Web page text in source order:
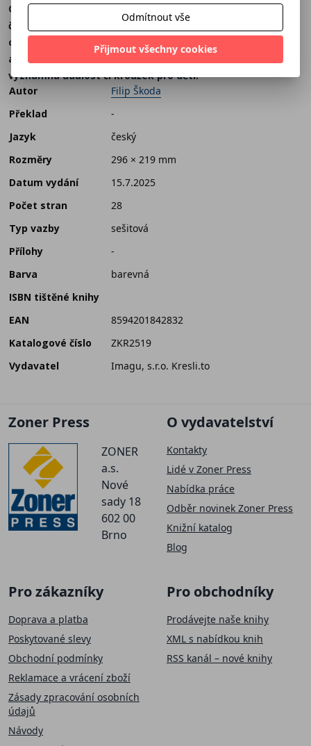
Obsahuje všechno, co správný rodinný kalendář má mít:
české kalendárium, svátky, významné dny, výzvy pro
celou rodinu. To vše zpracováno ilustracemi oblíbeného
autora. S naším kalendářem vám neuteče žádná
významná událost či kroužek pro děti.
Autor
Filip Škoda
Překlad
-
Jazyk
český
Rozměry
296 × 219 mm
Datum vydání
15.7.2025
Počet stran
28
Typ vazby
sešitová
Přílohy
-
Barva
barevná
ISBN tištěné knihy
EAN
8594201842832
Katalogové číslo
ZKR2519
Vydavatel
Imagu, s.r.o. Kresli.to
Zoner Press
ZONER
a.s.
Nové
sady 18
602 00
Brno
O vydavatelství
Kontakty
Lidé v Zoner Press
Nabídka práce
Odběr novinek Zoner Press
Knižní katalog
Blog
Pro zákazníky
Doprava a platba
Poskytované slevy
Obchodní podmínky
Reklamace a vrácení zboží
Zásady zpracování osobních
údajů
Návody
Pro obchodníky
Prodávejte naše knihy
XML s nabídkou knih
RSS kanál – nové knihy
Odmítnout vše
Přijmout všechny cookies